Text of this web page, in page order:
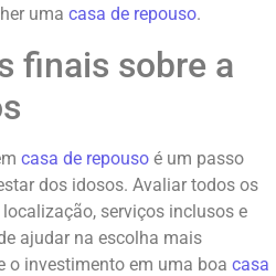
uma casa de repouso.
finais sobre a
casa de repouso é um passo
dos idosos. Avaliar todos os
serviços inclusos e
ajudar na escolha mais
o investimento em uma boa casa